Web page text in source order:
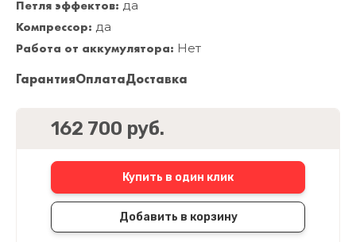
Петля эффектов: да
Компрессор: да
Работа от аккумулятора: Нет
ГарантияОплатаДоставка
162 700 руб.
Купить в один клик
Добавить в корзину